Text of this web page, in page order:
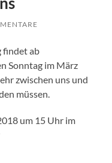
findet ab
Sonntag im März
zwischen uns und
müssen.
um 15 Uhr im